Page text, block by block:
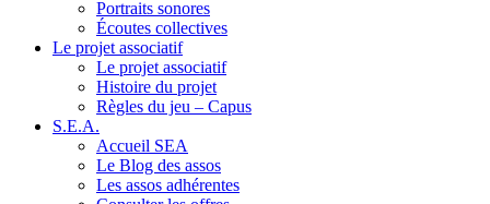
Portraits sonores
Écoutes collectives
Le projet associatif
Le projet associatif
Histoire du projet
Règles du jeu – Capus
S.E.A.
Accueil SEA
Le Blog des assos
Les assos adhérentes